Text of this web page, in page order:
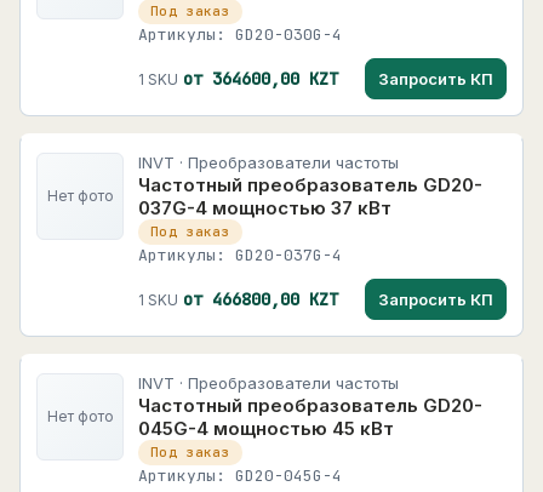
Под заказ
Артикулы: GD20-030G-4
1 SKU от 364600,00 KZT Запросить КП
Нет фото
INVT · Преобразователи частоты
Частотный преобразователь GD20-
037G-4 мощностью 37 кВт
Под заказ
Артикулы: GD20-037G-4
1 SKU от 466800,00 KZT Запросить КП
Нет фото
INVT · Преобразователи частоты
Частотный преобразователь GD20-
045G-4 мощностью 45 кВт
Под заказ
Артикулы: GD20-045G-4